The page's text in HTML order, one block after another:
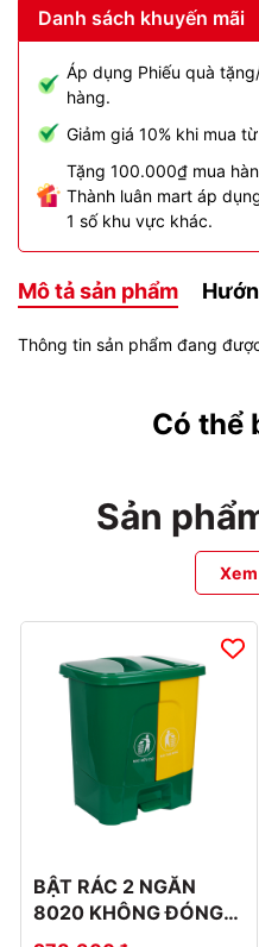
Danh sách khuyến mãi
Áp dụng Phiếu quà
hàng.
Giảm giá 10% khi mua
Tặng 100.000₫ mua
Thành luân mart áp
1 số khu vực khác.
Mô tả sản phẩm
Thông tin sản phẩm đang
Có thể
Sản
BẬT RÁC 2 NGĂN
8020 KHÔNG ĐÓNG
THÙNG CATTON